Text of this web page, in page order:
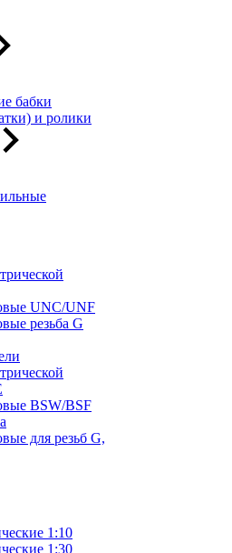
бабки
и ролики
UNC/UNF
резьба G
BSW/BSF
для резьб G,
1:10
1:30